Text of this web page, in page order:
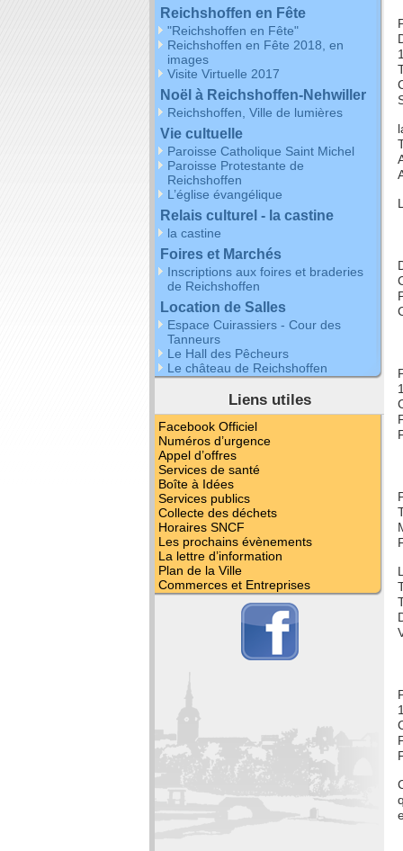
Reichshoffen en Fête
"Reichshoffen en Fête"
Reichshoffen en Fête 2018, en
images
Visite Virtuelle 2017
Noël à Reichshoffen-Nehwiller
Reichshoffen, Ville de lumières
Vie cultuelle
Paroisse Catholique Saint Michel
Paroisse Protestante de
Reichshoffen
L’église évangélique
Relais culturel - la castine
la castine
Foires et Marchés
Inscriptions aux foires et braderies
de Reichshoffen
Location de Salles
Espace Cuirassiers - Cour des
Tanneurs
Le Hall des Pêcheurs
Le château de Reichshoffen
Liens utiles
Facebook Officiel
Numéros d’urgence
Appel d’offres
Services de santé
Boîte à Idées
Services publics
Collecte des déchets
Horaires SNCF
Les prochains évènements
La lettre d’information
Plan de la Ville
Commerces et Entreprises